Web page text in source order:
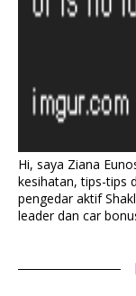
Hi, saya Ziana
kesihatan, tips-tips
pengedar aktif
leader dan car